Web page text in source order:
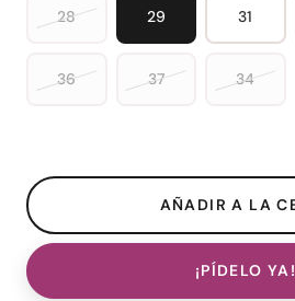
28 29 31
36 37 34
¡PÍDELO YA!